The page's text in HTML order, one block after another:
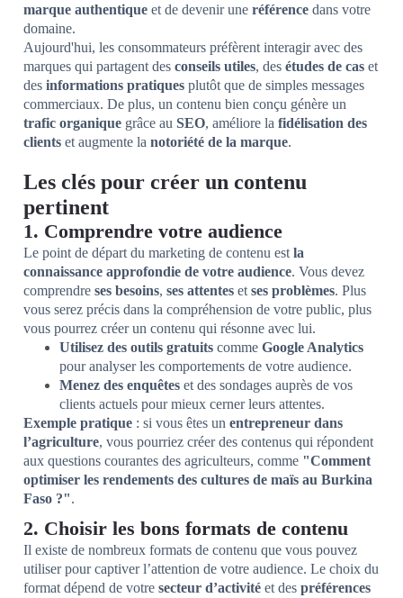
marque authentique et de devenir une référence dans votre
domaine.
Aujourd'hui, les consommateurs préfèrent interagir avec des
marques qui partagent des conseils utiles, des études de cas et
des informations pratiques plutôt que de simples messages
commerciaux. De plus, un contenu bien conçu génère un
trafic organique grâce au SEO, améliore la fidélisation des
clients et augmente la notoriété de la marque.
Les clés pour créer un contenu
pertinent
1. Comprendre votre audience
Le point de départ du marketing de contenu est la
connaissance approfondie de votre audience. Vous devez
comprendre ses besoins, ses attentes et ses problèmes. Plus
vous serez précis dans la compréhension de votre public, plus
vous pourrez créer un contenu qui résonne avec lui.
Utilisez des outils gratuits comme Google Analytics
pour analyser les comportements de votre audience.
Menez des enquêtes et des sondages auprès de vos
clients actuels pour mieux cerner leurs attentes.
Exemple pratique : si vous êtes un entrepreneur dans
l’agriculture, vous pourriez créer des contenus qui répondent
aux questions courantes des agriculteurs, comme "Comment
optimiser les rendements des cultures de maïs au Burkina
Faso ?".
2. Choisir les bons formats de contenu
Il existe de nombreux formats de contenu que vous pouvez
utiliser pour captiver l’attention de votre audience. Le choix du
format dépend de votre secteur d’activité et des préférences